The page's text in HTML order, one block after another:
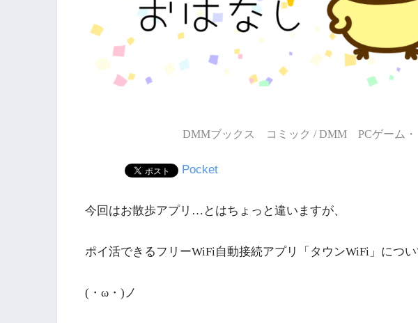
DMMブックス コミック / DMM PCゲーム・
Pocket
今回はお散歩アプリ…とはちょっと違いますが、
ポイ活できるフリーWiFi自動接続アプリ「タウンWiFi」につい
(・ω・)ノ